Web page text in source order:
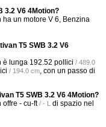
3.2 V6 4Motion?
ha un motore V 6, Benzina
T5 SWB 3.2 V6
è lunga 192.52 pollici / 489.0
/ 194.0 cm, con un passo di
T5 SWB 3.2 V6 4Motion?
offre - cu-ft / - L di spazio nel